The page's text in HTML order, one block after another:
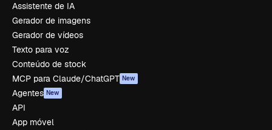
Assistente de IA
Gerador de imagens
Gerador de vídeos
Texto para voz
Conteúdo de stock
MCP para Claude/ChatGPT New
Agentes New
API
App móvel